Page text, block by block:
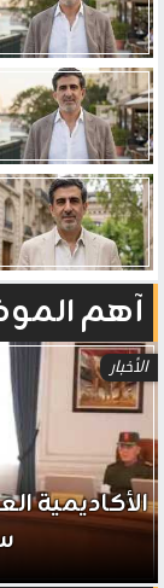
آهم
الأخبار
الأكاديمية